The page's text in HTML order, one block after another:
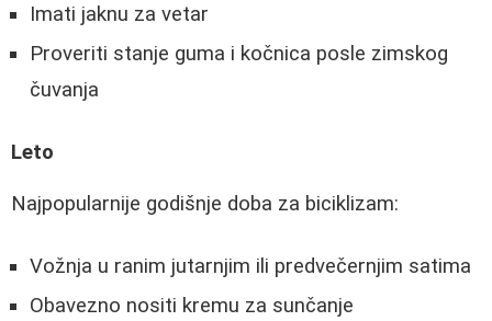
Imati jaknu za vetar
Proveriti stanje guma i kočnica posle zimskog
čuvanja
Leto
Najpopularnije godišnje doba za biciklizam:
Vožnja u ranim jutarnjim ili predvečernjim satima
Obavezno nositi kremu za sunčanje